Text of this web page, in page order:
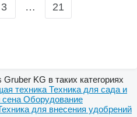
3 … 21
KG в таких категориях
техника Техника для сада и
сена Оборудование
для внесения удобрений